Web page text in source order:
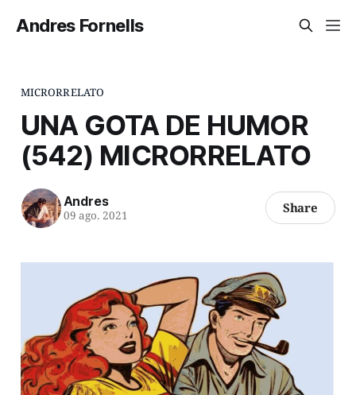
Andres Fornells
MICRORRELATO
UNA GOTA DE HUMOR
(542) MICRORRELATO
Andres
09 ago. 2021 Share